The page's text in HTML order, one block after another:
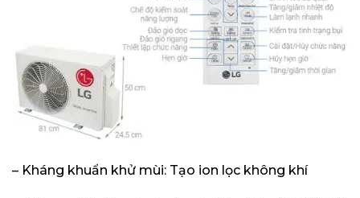
– Kháng khuẩn khử mùi: Tạo ion lọc không khí